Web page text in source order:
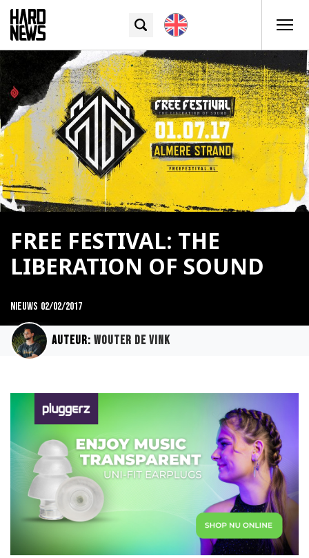
FREE FESTIVAL: THE
LIBERATION OF SOUND
Nieuws 02/02/2017
Auteur: Wouter de Vink